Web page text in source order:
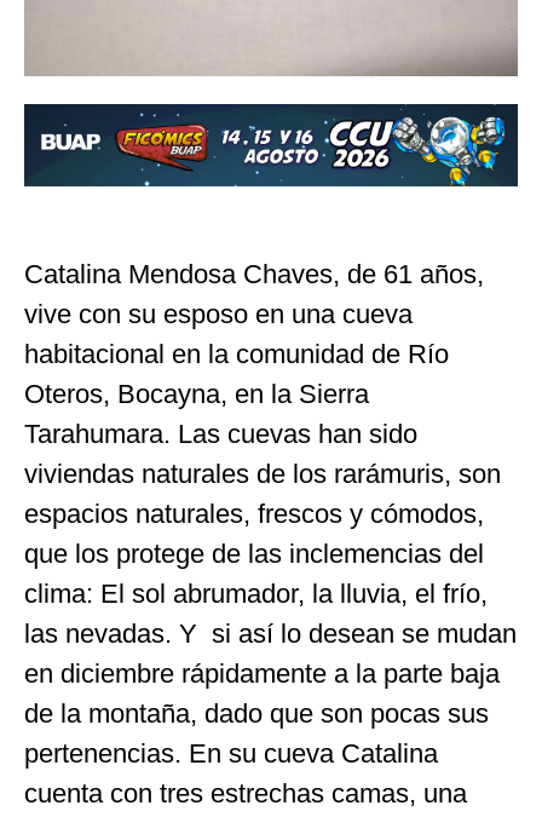
Catalina Mendosa Chaves, de 61 años,
vive con su esposo en una cueva
habitacional en la comunidad de Río
Oteros, Bocayna, en la Sierra
Tarahumara. Las cuevas han sido
viviendas naturales de los rarámuris, son
espacios naturales, frescos y cómodos,
que los protege de las inclemencias del
clima: El sol abrumador, la lluvia, el frío,
las nevadas. Y si así lo desean se mudan
en diciembre rápidamente a la parte baja
de la montaña, dado que son pocas sus
pertenencias. En su cueva Catalina
cuenta con tres estrechas camas, una